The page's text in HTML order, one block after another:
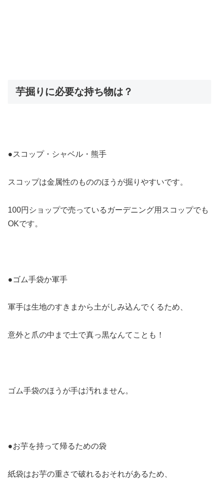
芋掘りに必要な持ち物は？
●スコップ・シャベル・熊手
スコップは金属性のもののほうが掘りやすいです。
100円ショップで売っているガーデニング用スコップでも
OKです。
●ゴム手袋か軍手
軍手は生地のすきまから土がしみ込んでくるため、
意外と爪の中まで土で真っ黒なんてことも！
ゴム手袋のほうが手は汚れません。
●お芋を持って帰るための袋
紙袋はお芋の重さで破れるおそれがあるため、